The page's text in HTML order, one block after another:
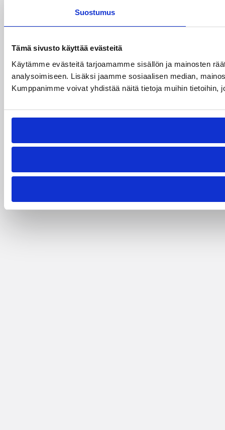
Suostumus
Tämä sivusto käyttää evästeitä
Käytämme evästeitä tarjoamamme sisällön ja mainosten
analysoimiseen. Lisäksi jaamme sosiaalisen median,
Kumppanimme voivat yhdistää näitä tietoja muihin tietoihin,